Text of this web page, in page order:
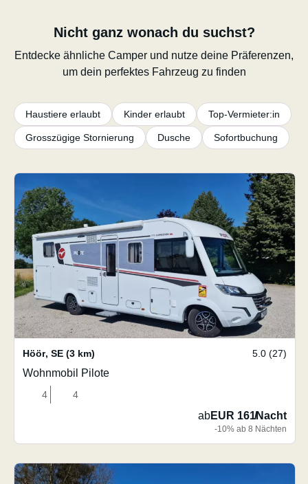
Nicht ganz wonach du suchst?
Entdecke ähnliche Camper und nutze deine Präferenzen,
um dein perfektes Fahrzeug zu finden
Haustiere erlaubt Kinder erlaubt Top-Vermieter:in
Grosszügige Stornierung Dusche Sofortbuchung
Höör, SE (3 km) 5.0 (27)
Wohnmobil Pilote
4 4
abEUR 161/Nacht
-10% ab 8 Nächten